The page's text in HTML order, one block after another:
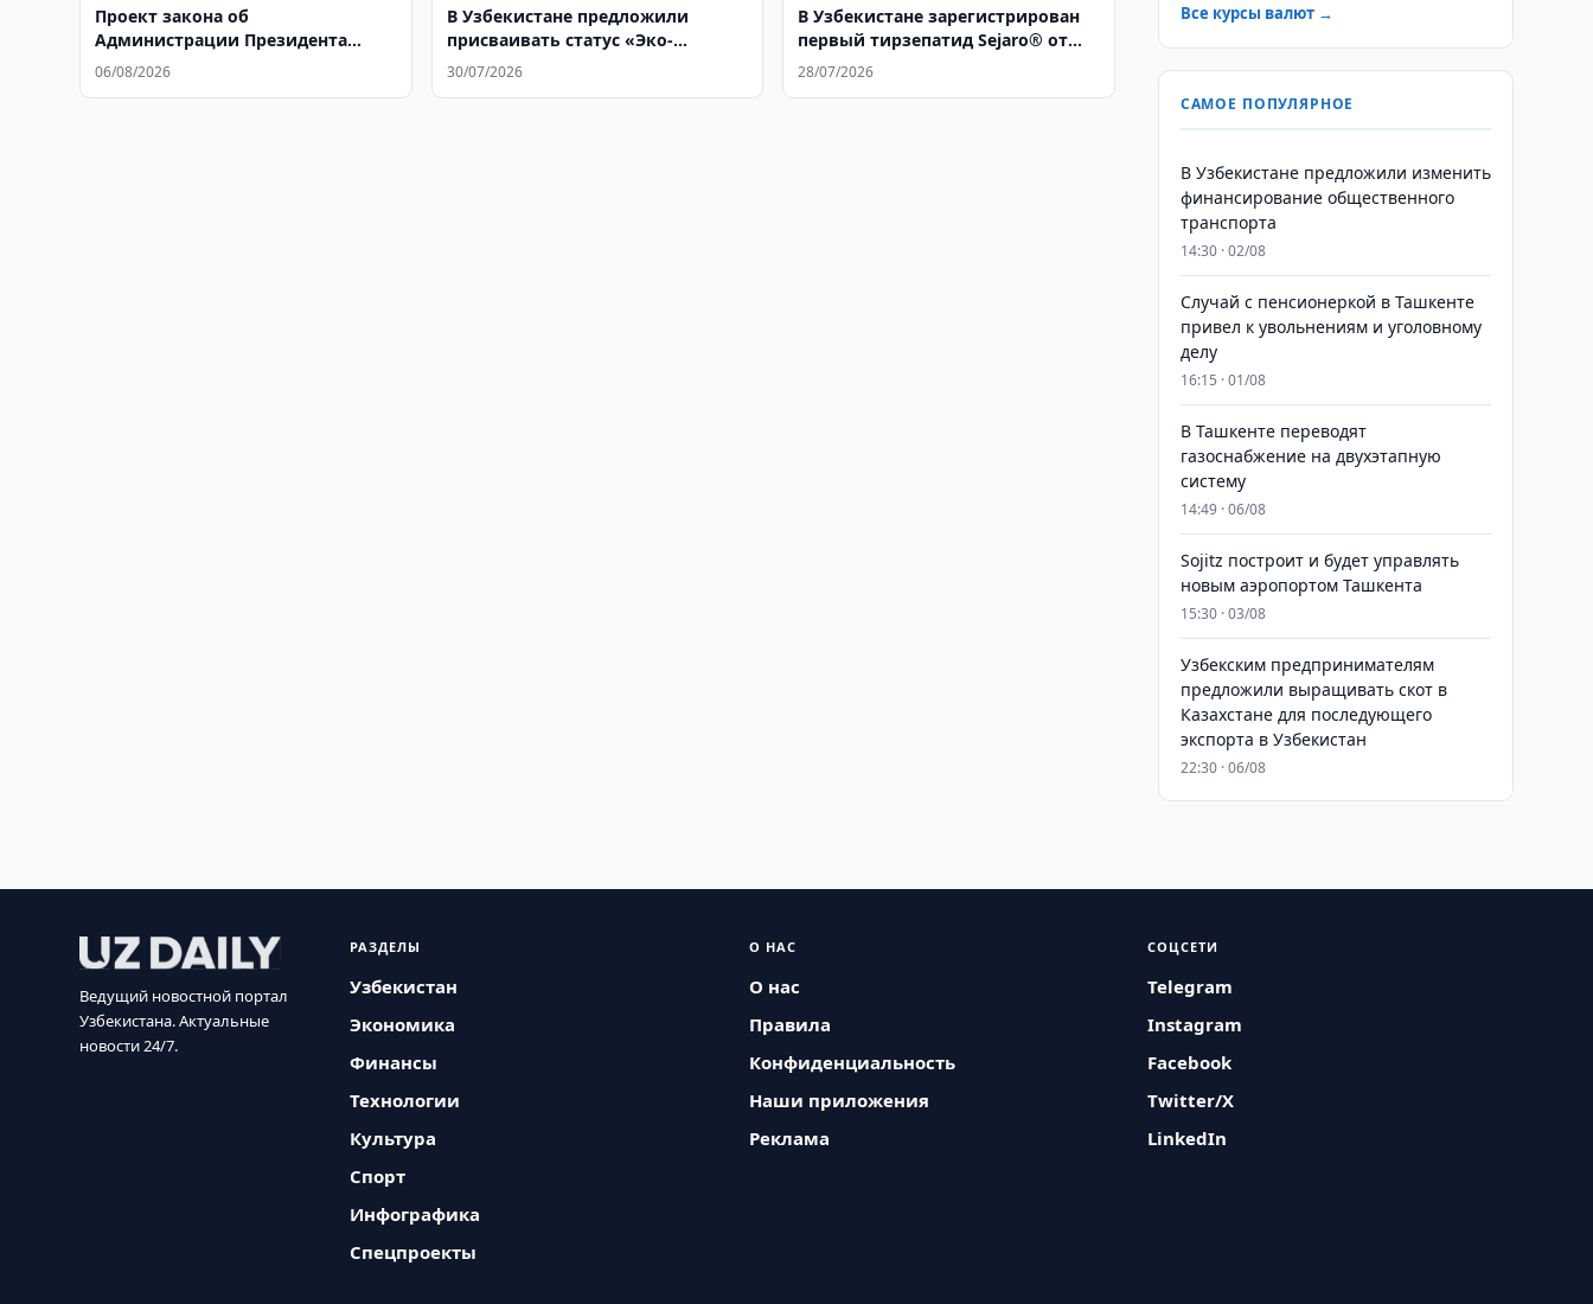
Проект закона об
Администрации Президента
направлен в Сенат
06/08/2026
В Узбекистане предложили
присваивать статус «Эко-
партнер» за создание зеленых
30/07/2026
В Узбекистане зарегистрирован
первый тирзепатид Sejaro® от
ГЕРОФАРМ для терапии
28/07/2026
Все курсы валют →
САМОЕ ПОПУЛЯРНОЕ
В Узбекистане предложили изменить
финансирование общественного
транспорта
14:30 · 02/08
Случай с пенсионеркой в Ташкенте
привел к увольнениям и уголовному
делу
16:15 · 01/08
В Ташкенте переводят
газоснабжение на двухэтапную
систему
14:49 · 06/08
Sojitz построит и будет управлять
новым аэропортом Ташкента
15:30 · 03/08
Узбекским предпринимателям
предложили выращивать скот в
Казахстане для последующего
экспорта в Узбекистан
22:30 · 06/08
Ведущий новостной портал
Узбекистана. Актуальные
новости 24/7.
РАЗДЕЛЫ
Узбекистан
Экономика
Финансы
Технологии
Культура
Спорт
Инфографика
Спецпроекты
О НАС
О нас
Правила
Конфиденциальность
Наши приложения
Реклама
СОЦСЕТИ
Telegram
Instagram
Facebook
Twitter/X
LinkedIn